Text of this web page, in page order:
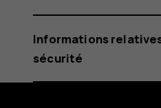
Informations
sécurité